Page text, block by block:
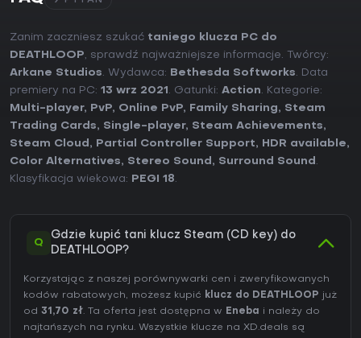
Zanim zaczniesz szukać taniego klucza PC do
DEATHLOOP, sprawdź najważniejsze informacje. Twórcy:
Arkane Studios. Wydawca: Bethesda Softworks. Data
premiery na PC: 13 wrz 2021 . Gatunki: Action. Kategorie:
Multi-player, PvP, Online PvP, Family Sharing, Steam
Trading Cards, Single-player, Steam Achievements,
Steam Cloud , Partial Controller Support, HDR available,
Color Alternatives, Stereo Sound , Surround Sound .
Klasyfikacja wiekowa:
PEGI 18.
Q
Gdzie kupić tani klucz Steam (CD key) do
DEATHLOOP?
Korzystając z naszej porównywarki cen i zweryfikowanych
kodów rabatowych, możesz kupić klucz do DEATHLOOP już
od 31,70 zł. Ta oferta jest dostępna w Eneba
i należy do
najtańszych na rynku. Wszystkie klucze na XD.deals są